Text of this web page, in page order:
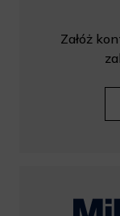
Załóż